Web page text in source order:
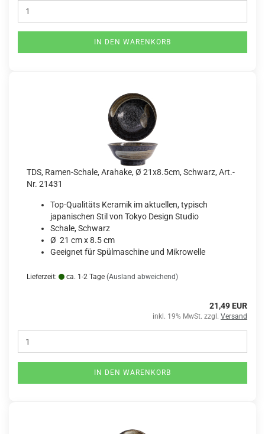
IN DEN WARENKORB
TDS, Ramen-Schale, Arahake, Ø 21x8.5cm, Schwarz, Art.-
Nr. 21431
Top-Qualitäts Keramik im aktuellen, typisch
japanischen Stil von Tokyo Design Studio
Schale, Schwarz
Ø 21 cm x 8.5 cm
Geeignet für Spülmaschine und Mikrowelle
Lieferzeit: ca. 1-2 Tage (Ausland abweichend)
21,49 EUR
inkl. 19% MwSt. zzgl. Versand
IN DEN WARENKORB